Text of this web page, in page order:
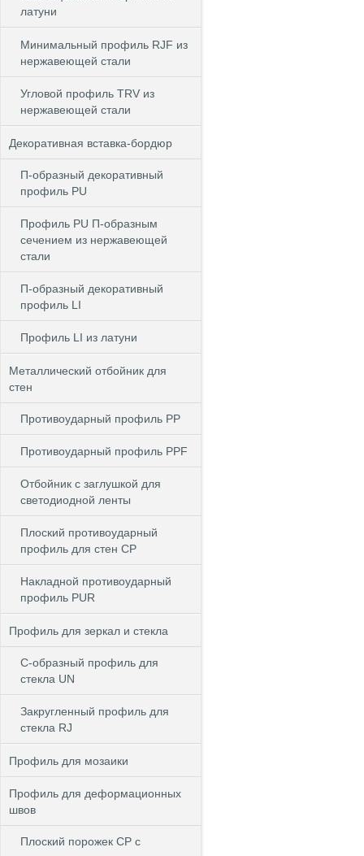
латуни
Минимальный профиль RJF из
нержавеющей стали
Угловой профиль TRV из
нержавеющей стали
Декоративная вставка-бордюр
П-образный декоративный
профиль PU
Профиль PU П-образным
сечением из нержавеющей
стали
П-образный декоративный
профиль LI
Профиль LI из латуни
Металлический отбойник для
стен
Противоударный профиль PP
Противоударный профиль PPF
Отбойник с заглушкой для
светодиодной ленты
Плоский противоударный
профиль для стен CP
Накладной противоударный
профиль PUR
Профиль для зеркал и стекла
С-образный профиль для
стекла UN
Закругленный профиль для
стекла RJ
Профиль для мозаики
Профиль для деформационных
швов
Плоский порожек СP с